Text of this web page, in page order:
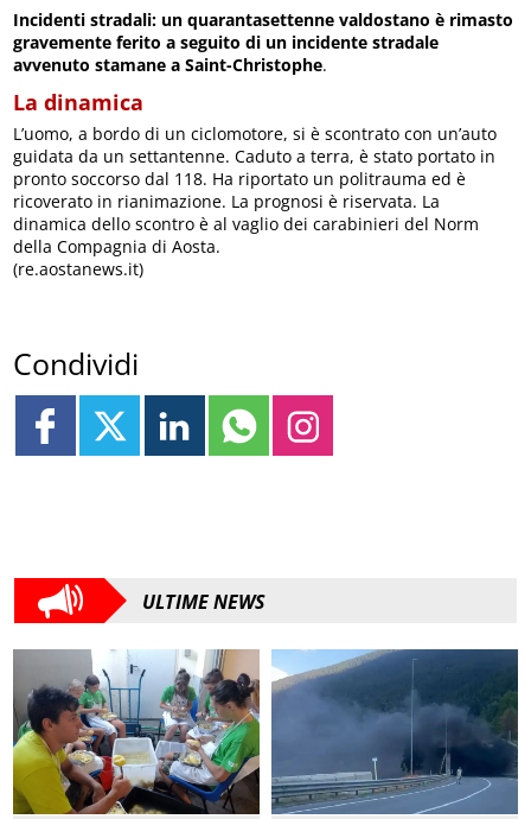
Incidenti stradali: un quarantasettenne valdostano è rimasto
gravemente ferito a seguito di un incidente stradale
avvenuto stamane a Saint-Christophe.
La dinamica
L’uomo, a bordo di un ciclomotore, si è scontrato con un’auto
guidata da un settantenne. Caduto a terra, è stato portato in
pronto soccorso dal 118. Ha riportato un politrauma ed è
ricoverato in rianimazione. La prognosi è riservata. La
dinamica dello scontro è al vaglio dei carabinieri del Norm
della Compagnia di Aosta.
(re.aostanews.it)
Condividi
ULTIME NEWS